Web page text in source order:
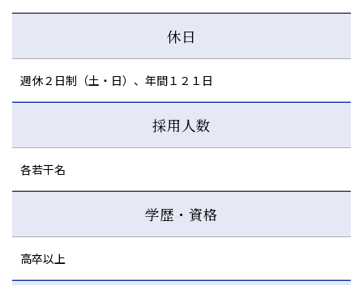
休日
週休２日制（土・日）、年間１２１日
採用人数
各若干名
学歴・資格
高卒以上